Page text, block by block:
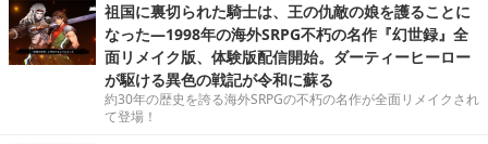
祖国に裏切られた騎士は、王の仇敵の娘を護ることに
なった―1998年の海外SRPG不朽の名作『幻世録』全
面リメイク版、体験版配信開始。ダーティーヒーロー
が駆ける異色の戦記が令和に蘇る
約30年の歴史を誇る海外SRPGの不朽の名作が全面リメイクされ
て登場！